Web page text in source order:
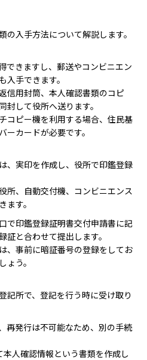
入手方法について解説します。
できますし、郵送やコンビニエン
入手できます。
信用封筒、本人確認書類のコピ
封して役所へ送ります。
コピー機を利用する場合、住民基
カードが必要です。
、実印を作成し、役所で印鑑登録
所、自動交付機、コンビニエンス
ます。
で印鑑登録証明書交付申請書に記
証と合わせて提出します。
、事前に暗証番号の登録をしてお
ょう。
記所で、登記を行う時に受け取り
再発行は不可能なため、別の手続
人確認情報という書類を作成し